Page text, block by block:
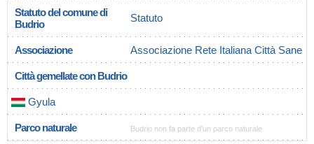
Statuto del comune di
Budrio
Statuto
Associazione Associazione Rete Italiana Città Sane
Città gemellate con Budrio
Gyula
Parco naturale Budrio non fa parte d'un parco naturale